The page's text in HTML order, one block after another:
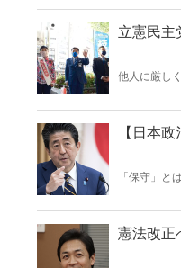
立憲民主
他人に厳し
れより遥か
【日本
「保守」と
ーを適正に
憲法改正